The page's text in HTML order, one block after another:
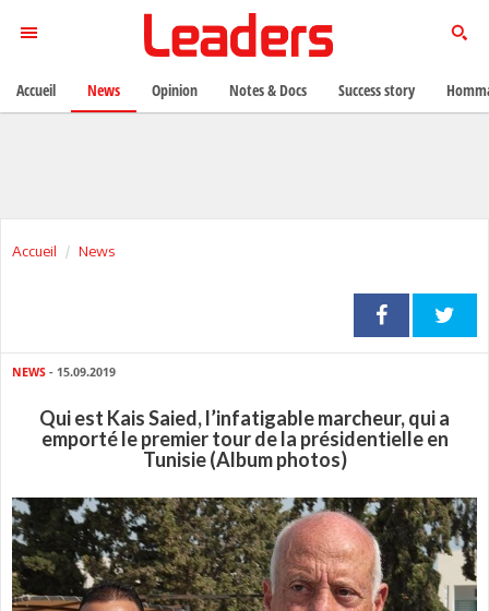
Accueil News
NEWS - 15.09.2019
Qui est Kais Saied, l’infatigable marcheur, qui a
emporté le premier tour de la présidentielle en
Tunisie (Album photos)
Accueil News Opinion Notes & Docs Success story